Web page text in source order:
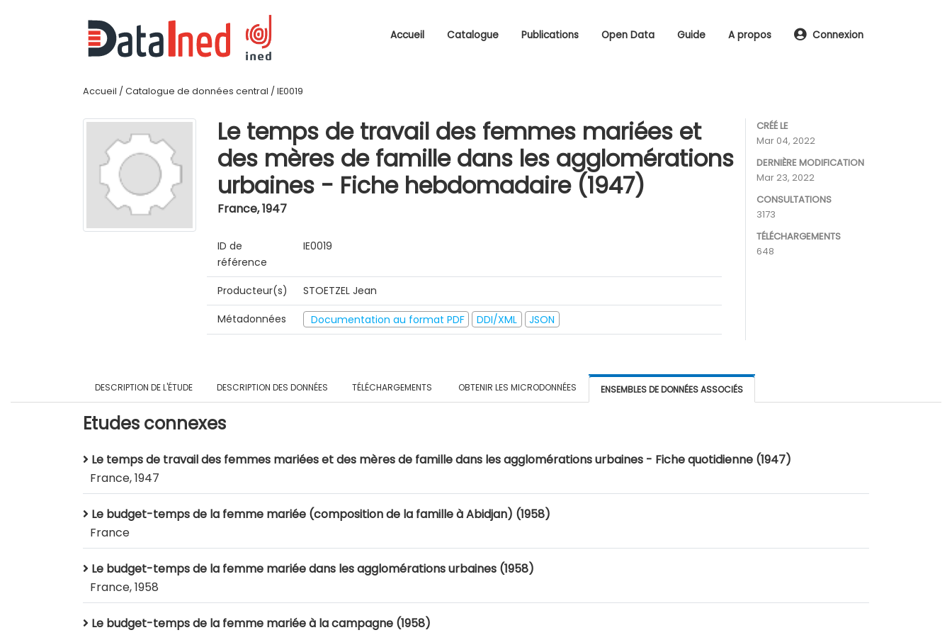
Accueil Catalogue Publications Open Data Guide A propos Connexion
Accueil / Catalogue de données central / IE0019
Le temps de travail des femmes mariées et
des mères de famille dans les agglomérations
urbaines - Fiche hebdomadaire (1947)
France,1947
ID de
référence
IE0019
Producteur(s)
STOETZEL Jean
Métadonnées
Documentation au format PDF DDI/XML JSON
CRÉÉ LE
Mar 04, 2022
DERNIÈRE MODIFICATION
Mar 23, 2022
CONSULTATIONS
3173
TÉLÉCHARGEMENTS
648
DESCRIPTION DE L'ÉTUDE DESCRIPTION DES DONNÉES TÉLÉCHARGEMENTS OBTENIR LES MICRODONNÉES ENSEMBLES DE DONNÉES ASSOCIÉS
Etudes connexes
Le temps de travail des femmes mariées et des mères de famille dans les agglomérations urbaines - Fiche quotidienne (1947)
France, 1947
Le budget-temps de la femme mariée (composition de la famille à Abidjan) (1958)
France
Le budget-temps de la femme mariée dans les agglomérations urbaines (1958)
France, 1958
Le budget-temps de la femme mariée à la campagne (1958)